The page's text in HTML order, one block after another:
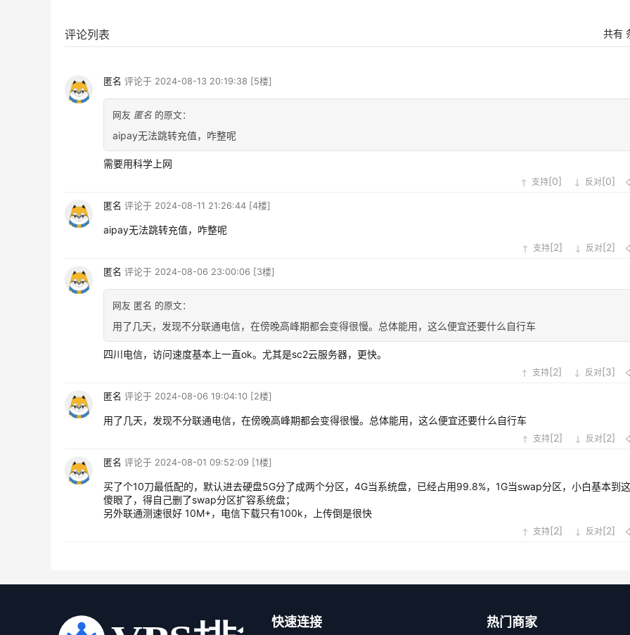
评论列表 共有
匿名 评论于 2024-08-13 20:19:38 [5楼]
网友 匿名 的原文：
aipay无法跳转充值，咋整呢
需要用科学上网
支持 [0] 反对 [0]
匿名 评论于 2024-08-11 21:26:44 [4楼]
aipay无法跳转充值，咋整呢
支持 [2] 反对 [2]
匿名 评论于 2024-08-06 23:00:06 [3楼]
网友 匿名 的原文：
用了几天，发现不分联通电信，在傍晚高峰期都会变得很慢。总体能用，这么便宜还要什么自行车
四川电信，访问速度基本上一直ok。尤其是sc2云服务器，更快。
支持 [2] 反对 [3]
匿名 评论于 2024-08-06 19:04:10 [2楼]
用了几天，发现不分联通电信，在傍晚高峰期都会变得很慢。总体能用，这么便宜还要什么自行车
支持 [2] 反对 [2]
匿名 评论于 2024-08-01 09:52:09 [1楼]
买了个10刀最低配的，默认进去硬盘5G分了成两个分区，4G当系统盘，已经占用99.8%，1G当swap分区，小白基本到
傻眼了，得自己删了swap分区扩容系统盘；
另外联通测速很好 10M+，电信下载只有100k，上传倒是很快
支持 [2] 反对 [2]
快速连接 热门商家